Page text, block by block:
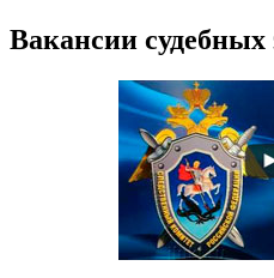
Вакансии судебных